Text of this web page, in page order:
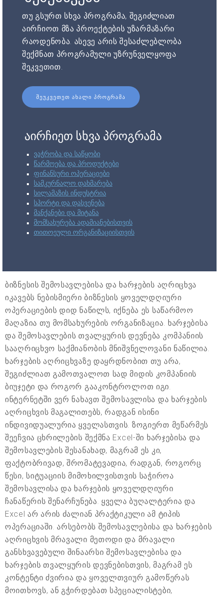
თუ გსურთ სხვა პროგრამა, შეგიძლიათ
აირჩიოთ მზა პროექტების უზარმაზარი
რაოდენობა. ასევე არის შესაძლებლობა
შექმნათ პროგრამული უზრუნველყოფა
შეკვეთით.
ᲨᲔᲣᲙᲕᲔᲗᲔᲗ ᲐᲮᲐᲚᲘ ᲞᲠᲝᲒᲠᲐᲛᲐ
აირჩიეთ სხვა პროგრამა
ვაჭრობა და საწყობი
წარმოება და პროდუქტები
ფინანსური ოპერაციები
სამკურნალო დახმარება
სილამაზის ინდუსტრია
სპორტი და დასვენება
მანქანები და მიტანა
მომსახურება ადამიანებისთვის
თითოეული ორგანიზაციისთვის
ბიზნესის შემოსავლებისა და ხარჯების აღრიცხვა
იკავებს ნებისმიერი ბიზნესის ყოველდღიური
ოპერაციების დიდ ნაწილს, იქნება ეს საწარმოო
მაღაზია თუ მომსახურების ორგანიზაცია. ხარჯებისა
და შემოსავლების თვალყურის დევნება კომპანიის
სააღრიცხვო საქმიანობის მნიშვნელოვანი ნაწილია.
ხარჯების აღრიცხვაზე დაყრდნობით თუ არა,
შეგიძლიათ გამოთვალოთ სად მიდის კომპანიის
ბიუჯეტი და როგორ გააკონტროლოთ იგი.
ინტერნეტში ვერ ნახავთ შემოსავლისა და ხარჯების
აღრიცხვის მაგალითებს, რადგან ისინი
ინდივიდუალურია ყველასთვის. ზოგიერთ მეწარმეს
შეეჩვია ცხრილების შექმნა Excel-ში ხარჯებისა და
შემოსავლების შესანახად, მაგრამ ეს კი,
ფაქტობრივად, შრომატევადია, რადგან, როგორც
წესი, სიტუაციის მიმოხილვისთვის საჭიროა
შემოსავლისა და ხარჯების ყოველდღიური
ჩანაწერის შენარჩუნება. ყველა ბუღალტერია და
Excel არ არის ძალიან პრაქტიკული ამ ტიპის
ოპერაციაში. არსებობს შემოსავლებისა და ხარჯების
აღრიცხვის მრავალი მეთოდი და მრავალი
განსხვავებული შინაარსი შემოსავლებისა და
ხარჯების თვალყურის დევნებისთვის, მაგრამ ეს
კონტენტი ძვირია და ყოველთვიურ გამოწერას
მოითხოვს, ან გჭირდებათ სპეციალისტები,